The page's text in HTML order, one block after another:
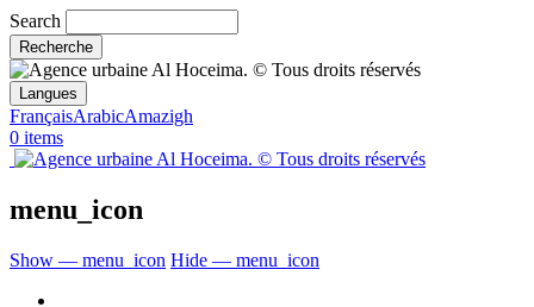
Search
Langues
FrançaisArabicAmazigh
0 items
menu_icon
Show — menu_icon Hide — menu_icon